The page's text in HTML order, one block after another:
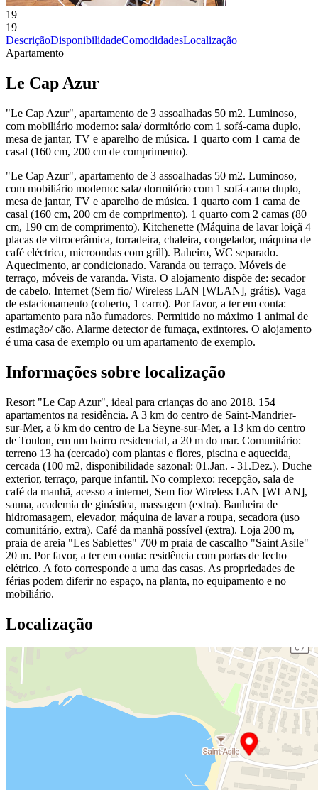
19
19
DescriçãoDisponibilidadeComodidadesLocalização
Apartamento
Le Cap Azur
"Le Cap Azur", apartamento de 3 assoalhadas 50 m2. Luminoso,
com mobiliário moderno: sala/ dormitório com 1 sofá-cama duplo,
mesa de jantar, TV e aparelho de música. 1 quarto com 1 cama de
casal (160 cm, 200 cm de comprimento).
"Le Cap Azur", apartamento de 3 assoalhadas 50 m2. Luminoso,
com mobiliário moderno: sala/ dormitório com 1 sofá-cama duplo,
mesa de jantar, TV e aparelho de música. 1 quarto com 1 cama de
casal (160 cm, 200 cm de comprimento). 1 quarto com 2 camas (80
cm, 190 cm de comprimento). Kitchenette (Máquina de lavar loiçã 4
placas de vitrocerâmica, torradeira, chaleira, congelador, máquina de
café eléctrica, microondas com grill). Baheiro, WC separado.
Aquecimento, ar condicionado. Varanda ou terraço. Móveis de
terraço, móveis de varanda. Vista. O alojamento dispõe de: secador
de cabelo. Internet (Sem fio/ Wireless LAN [WLAN], grátis). Vaga
de estacionamento (coberto, 1 carro). Por favor, a ter em conta:
apartamento para não fumadores. Permitido no máximo 1 animal de
estimação/ cão. Alarme detector de fumaça, extintores. O alojamento
é uma casa de exemplo ou um apartamento de exemplo.
Informações sobre localização
Resort "Le Cap Azur", ideal para crianças do ano 2018. 154
apartamentos na residência. A 3 km do centro de Saint-Mandrier-
sur-Mer, a 6 km do centro de La Seyne-sur-Mer, a 13 km do centro
de Toulon, em um bairro residencial, a 20 m do mar. Comunitário:
terreno 13 ha (cercado) com plantas e flores, piscina e aquecida,
cercada (100 m2, disponibilidade sazonal: 01.Jan. - 31.Dez.). Duche
exterior, terraço, parque infantil. No complexo: recepção, sala de
café da manhã, acesso a internet, Sem fio/ Wireless LAN [WLAN],
sauna, academia de ginástica, massagem (extra). Banheira de
hidromasagem, elevador, máquina de lavar a roupa, secadora (uso
comunitário, extra). Café da manhã possível (extra). Loja 200 m,
praia de areia "Les Sablettes" 700 m praia de cascalho "Saint Asile"
20 m. Por favor, a ter em conta: residência com portas de fecho
elétrico. A foto corresponde a uma das casas. As propriedades de
férias podem diferir no espaço, na planta, no equipamento e no
mobiliário.
Localização